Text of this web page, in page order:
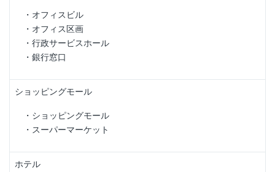
・オフィスビル
・オフィス区画
・行政サービスホール
・銀行窓口
ショッピングモール
・ショッピングモール
・スーパーマーケット
ホテル